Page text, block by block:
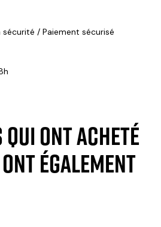
sécurité / Paiement sécurisé
ont acheté
également